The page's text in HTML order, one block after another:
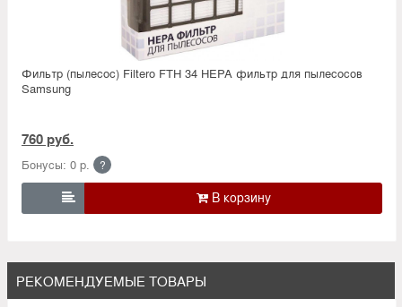
Фильтр (пылесос) Filtero FTH 34 HEPA фильтр для пылесосов
Samsung
760 руб.
Бонусы: 0 р. ?

РЕКОМЕНДУЕМЫЕ ТОВАРЫ